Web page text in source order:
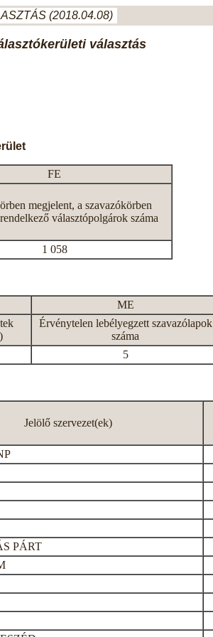
(2018.04.08)
választás
FE
megjelent, a szavazókörben
választópolgárok száma
1 058
ME
Érvénytelen lebélyegzett szavazólapok
száma
5
Jelölő szervezet(ek)
PÁRT